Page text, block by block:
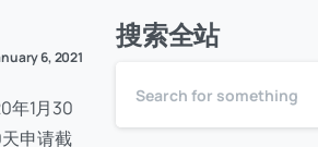
6, 2021
年1月30
申请截
搜索全站